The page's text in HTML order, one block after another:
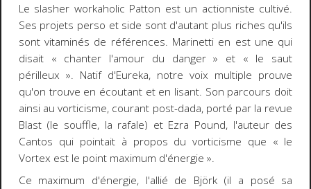
Le slasher workaholic Patton est un actionniste cultivé.
Ses projets perso et side sont d'autant plus riches qu'ils
sont vitaminés de références. Marinetti en est une qui
disait « chanter l'amour du danger » et « le saut
périlleux ». Natif d'Eureka, notre voix multiple prouve
qu'on trouve en écoutant et en lisant. Son parcours doit
ainsi au vorticisme, courant post-dada, porté par la revue
Blast(le souffle, la rafale) et Ezra Pound, l'auteur des
Cantos qui pointait à propos du vorticisme que « le
Vortex est le point maximum d'énergie ».
Ce maximum d'énergie, l'allié de Björk (il a posé sa